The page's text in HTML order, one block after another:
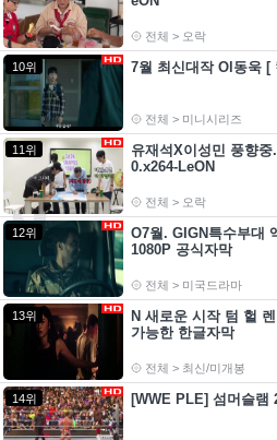
전체 > 오락
10위 7월 최신대작 Ol동욱 [
전체 > 미니시리즈
11위
유재석X이성민 풍향
0.x264-LeON
전체 > 오락
12위
O7월. GIGN특수부대
1080P 공식자막
전체 > 미국드라마
13위
N 새로운 시작 텀 헐
가능한 한글자막
전체 > 최신/미개봉
14위 [WWE PLE] 섬머슬램